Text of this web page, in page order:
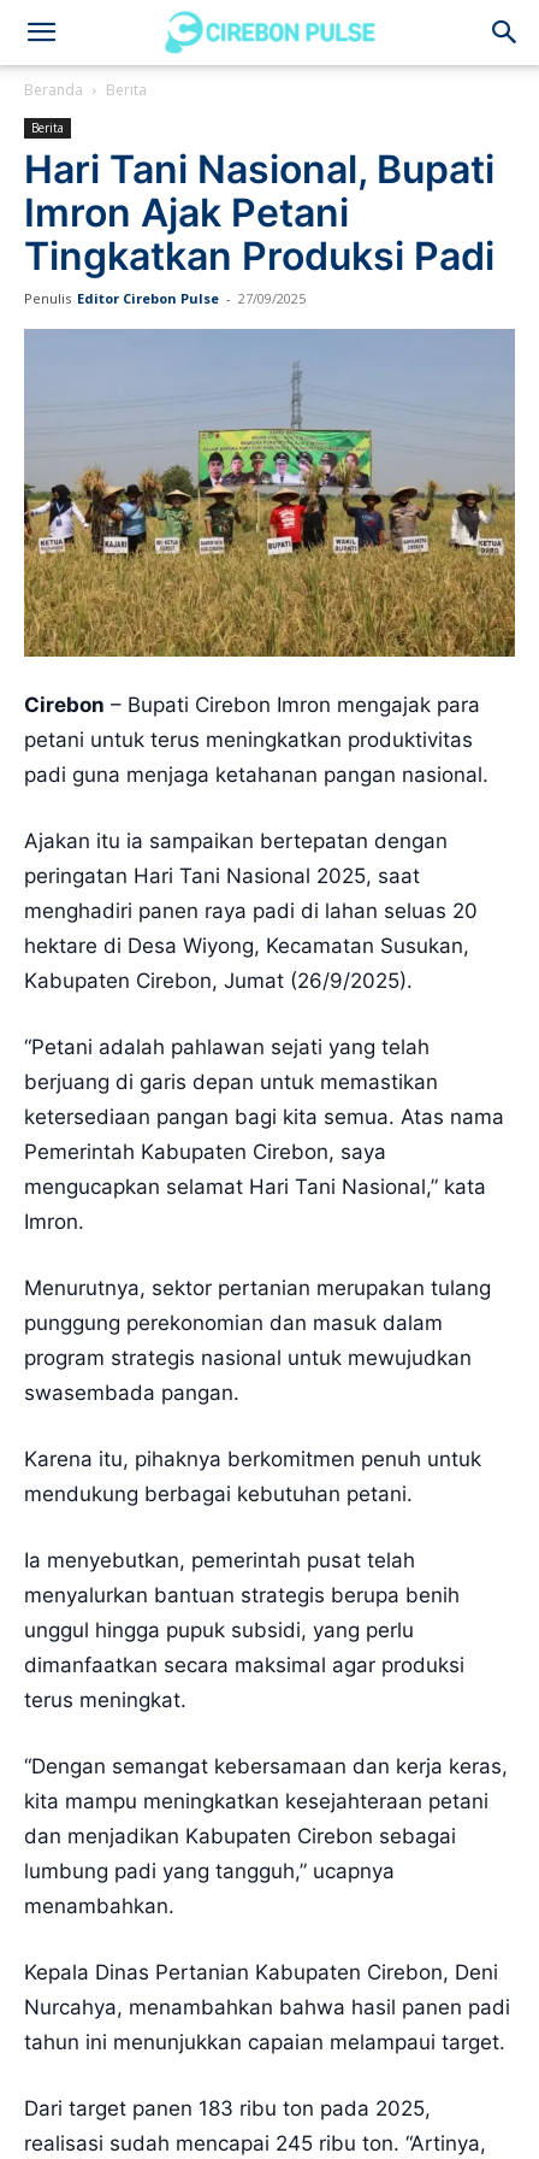
Cirebon
Pulse
Beranda Berita
Berita
Hari Tani Nasional, Bupati
Imron Ajak Petani
Tingkatkan Produksi Padi
Penulis Editor Cirebon Pulse - 27/09/2025
Cirebon – Bupati Cirebon Imron mengajak para
petani untuk terus meningkatkan produktivitas
padi guna menjaga ketahanan pangan nasional.
Ajakan itu ia sampaikan bertepatan dengan
peringatan Hari Tani Nasional 2025, saat
menghadiri panen raya padi di lahan seluas 20
hektare di Desa Wiyong, Kecamatan Susukan,
Kabupaten Cirebon, Jumat (26/9/2025).
“Petani adalah pahlawan sejati yang telah
berjuang di garis depan untuk memastikan
ketersediaan pangan bagi kita semua. Atas nama
Pemerintah Kabupaten Cirebon, saya
mengucapkan selamat Hari Tani Nasional,” kata
Imron.
Menurutnya, sektor pertanian merupakan tulang
punggung perekonomian dan masuk dalam
program strategis nasional untuk mewujudkan
swasembada pangan.
Karena itu, pihaknya berkomitmen penuh untuk
mendukung berbagai kebutuhan petani.
Ia menyebutkan, pemerintah pusat telah
menyalurkan bantuan strategis berupa benih
unggul hingga pupuk subsidi, yang perlu
dimanfaatkan secara maksimal agar produksi
terus meningkat.
“Dengan semangat kebersamaan dan kerja keras,
kita mampu meningkatkan kesejahteraan petani
dan menjadikan Kabupaten Cirebon sebagai
lumbung padi yang tangguh,” ucapnya
menambahkan.
Kepala Dinas Pertanian Kabupaten Cirebon, Deni
Nurcahya, menambahkan bahwa hasil panen padi
tahun ini menunjukkan capaian melampaui target.
Dari target panen 183 ribu ton pada 2025,
realisasi sudah mencapai 245 ribu ton. “Artinya,